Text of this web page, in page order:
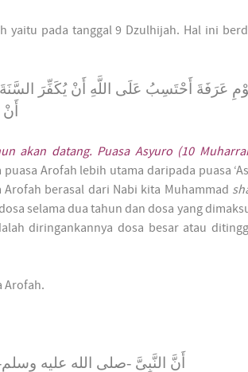
pada tanggal 9 Dzulhijah. Hal ini
عَرَفَةَ أَحْتَسِبُ عَلَى اللَّهِ أَنْ يُكَفِّرَ
akan datang. Puasa Asyuro (10
Arofah lebih utama daripada puasa
Arofah berasal dari Nabi kita Muhammad
selama dua tahun dan dosa yang
diringankannya dosa besar atau
Arofah.
أَنَّ النَّبِىَّ -صلى الله عليه